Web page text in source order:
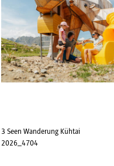
3 Seen Wanderung Kühtai
2026_4704